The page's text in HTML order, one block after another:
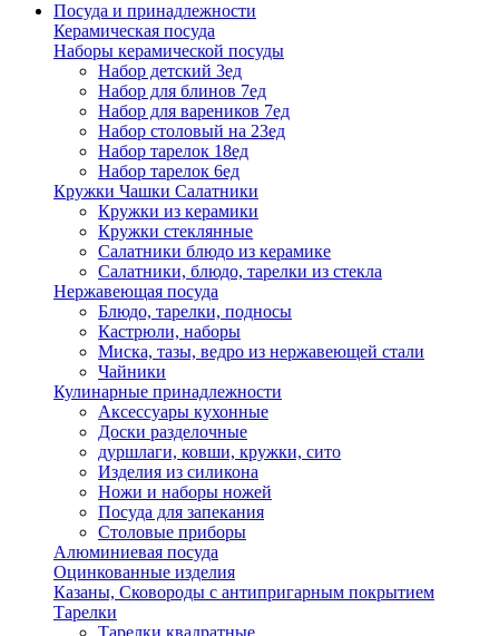
Посуда и принадлежности
Керамическая посуда
Наборы керамической посуды
Набор детский 3ед
Набор для блинов 7ед
Набор для вареников 7ед
Набор столовый на 23ед
Набор тарелок 18ед
Набор тарелок 6ед
Кружки Чашки Салатники
Кружки из керамики
Кружки стеклянные
Салатники блюдо из керамике
Салатники, блюдо, тарелки из стекла
Нержавеющая посуда
Блюдо, тарелки, подносы
Кастрюли, наборы
Миска, тазы, ведро из нержавеющей стали
Чайники
Кулинарные принадлежности
Аксессуары кухонные
Доски разделочные
дуршлаги, ковши, кружки, сито
Изделия из силикона
Ножи и наборы ножей
Посуда для запекания
Столовые приборы
Алюминиевая посуда
Оцинкованные изделия
Казаны, Сковороды с антипригарным покрытием
Тарелки
Тарелки квадратные